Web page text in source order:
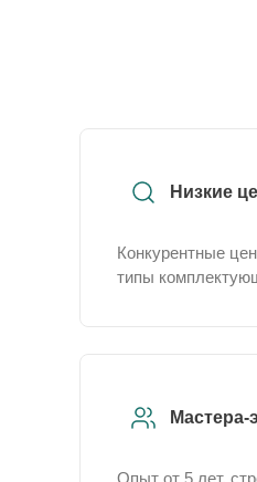
Низкие
Конкурентные
типы
Мастера-
Опыт от 5 лет,